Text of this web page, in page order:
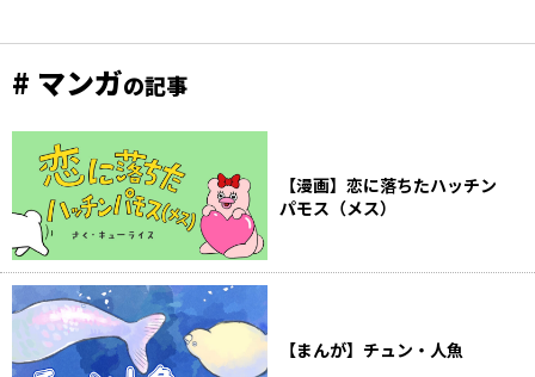
# マンガの記事
【漫画】恋に落ちたハッチン
パモス（メス）
【まんが】チュン・人魚